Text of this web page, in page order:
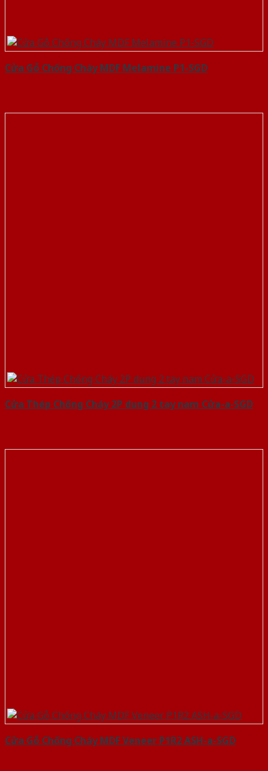
Cửa Gỗ Chống Cháy MDF Melamine P1-SGD
Cửa Thép Chống Cháy 2P dung 2 tay nam Cửa-a-SGD
Cửa Gỗ Chống Cháy MDF Veneer P1R2 ASH-a-SGD